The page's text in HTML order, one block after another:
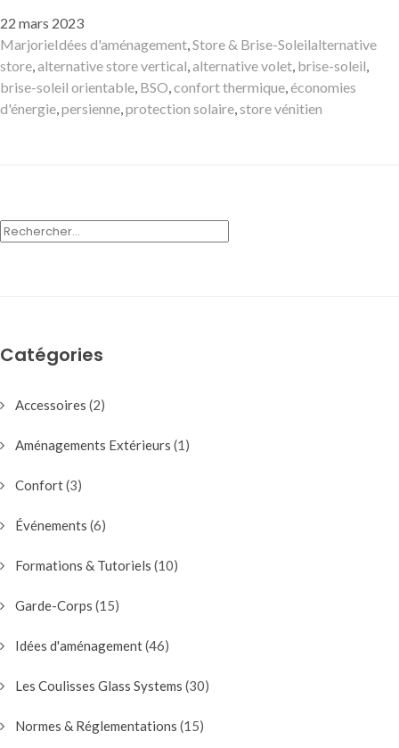
Publié
le
22 mars 2023
Auteur
MarjorieCatégories
Idées d'aménagement,Store & Brise-SoleilMots-
clés
alternative
store,alternative store vertical,alternative volet, brise-soleil,
brise-soleil orientable, BSO,confort thermique,économies
d'énergie,persienne,protection solaire,store vénitien
RECHERCHER :
Catégories
Accessoires (2)
Aménagements Extérieurs (1)
Confort(3)
Événements (6)
Formations & Tutoriels (10)
Garde-Corps (15)
Idées d'aménagement(46)
Les Coulisses Glass Systems (30)
Normes & Réglementations (15)